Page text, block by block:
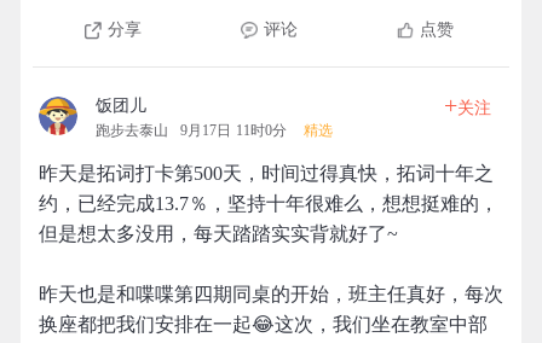
分享 评论 点赞
饭团儿
跑步去泰山 9月17日 11时0分 精选
+关注
昨天是拓词打卡第500天，时间过得真快，拓词十年之
约，已经完成13.7％，坚持十年很难么，想想挺难的，
但是想太多没用，每天踏踏实实背就好了~
昨天也是和喋喋第四期同桌的开始，班主任真好，每次
换座都把我们安排在一起😂这次，我们坐在教室中部